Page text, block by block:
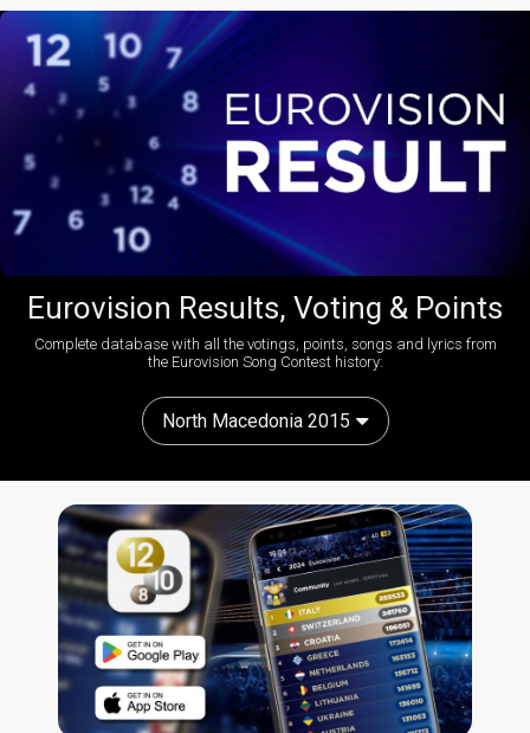
Eurovision Results, Voting & Points
Complete database with all the votings, points, songs and lyrics from
the Eurovision Song Contest history:
North Macedonia 2015